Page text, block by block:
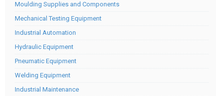
Moulding Supplies and Components
Mechanical Testing Equipment
Industrial Automation
Hydraulic Equipment
Pneumatic Equipment
Welding Equipment
Industrial Maintenance